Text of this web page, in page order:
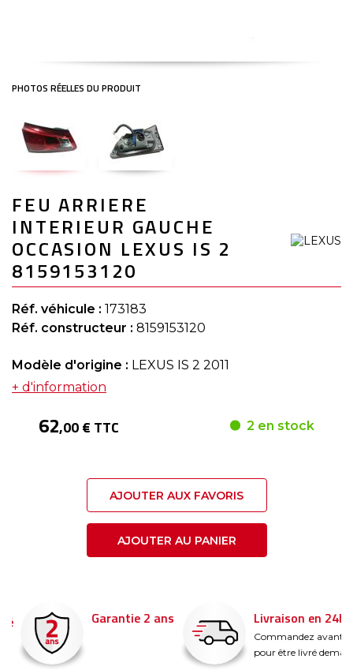
to
the
beginning
of
the
images
gallery
FEU ARRIERE
INTERIEUR GAUCHE
OCCASION LEXUS IS 2
8159153120
Réf. véhicule : 173183
Réf. constructeur : 8159153120
Modèle d'origine : LEXUS IS 2 2011
+ d'information
62,00 € TTC 2 en stock
AJOUTER AUX FAVORIS
AJOUTER AU PANIER
Garantie 2 ans Livraison en 24h
Commandez avant 14h
pour être livré demain !